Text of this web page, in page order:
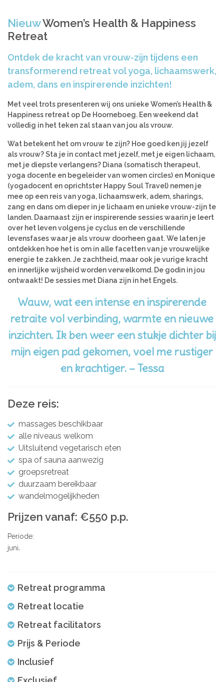
Workshops
India
Sri Lanka
Afrika
Kenia
Marokko
Tanzania
Amerika
Brazilië
NieuwWomen’s Health & Happiness
Retreat
Ontdek de kracht van vrouw-zijn tijdens een
transformerend retreat vol yoga, lichaamswerk,
adem, dans en inspirerende inzichten!
Met veel trots presenteren wij ons unieke Women’s Health &
Happiness retreat op De Hoorneboeg. Een weekend dat
volledig in het teken zal staan van jou als vrouw.
Wat betekent het om vrouw te zijn? Hoe goed ken jij jezelf
als vrouw? Sta je in contact met jezelf, met je eigen lichaam,
met je diepste verlangens? Diana (somatisch therapeut,
yoga docente en begeleider van women circles) en Monique
(yogadocent en oprichtster Happy Soul Travel) nemen je
mee op een reis van yoga, lichaamswerk, adem, sharings,
zang en dans om dieper in je lichaam en unieke vrouw-zijn te
landen. Daarnaast zijn er inspirerende sessies waarin je leert
over het leven volgens je cyclus en de verschillende
levensfases waar je als vrouw doorheen gaat. We laten je
ontdekken hoe het is om in alle facetten van je vrouwelijke
energie te zakken. Je zachtheid, maar ook je vurige kracht
en innerlijke wijsheid worden verwelkomd. De godin in jou
ontwaakt! De sessies met Diana zijn in het Engels.
Wauw, wat een intense en inspirerende
retraite vol verbinding, warmte en nieuwe
inzichten. Ik ben weer een stukje dichter bij
mijn eigen pad gekomen, voel me rustiger
en krachtiger. – Tessa
Deze reis:
massages beschikbaar
alle niveaus welkom
Uitsluitend vegetarisch eten
spa of sauna aanwezig
groepsretreat
duurzaam bereikbaar
wandelmogelijkheden
Prijzen vanaf: €550 p.p.
Periode:
juni
Retreat programma
Retreat locatie
Retreat facilitators
Prijs & Periode
Inclusief